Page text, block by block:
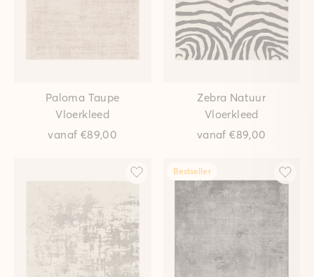
Paloma Taupe
Vloerkleed
vanaf €89,00
Zebra Natuur
Vloerkleed
vanaf€89,00
Bestseller